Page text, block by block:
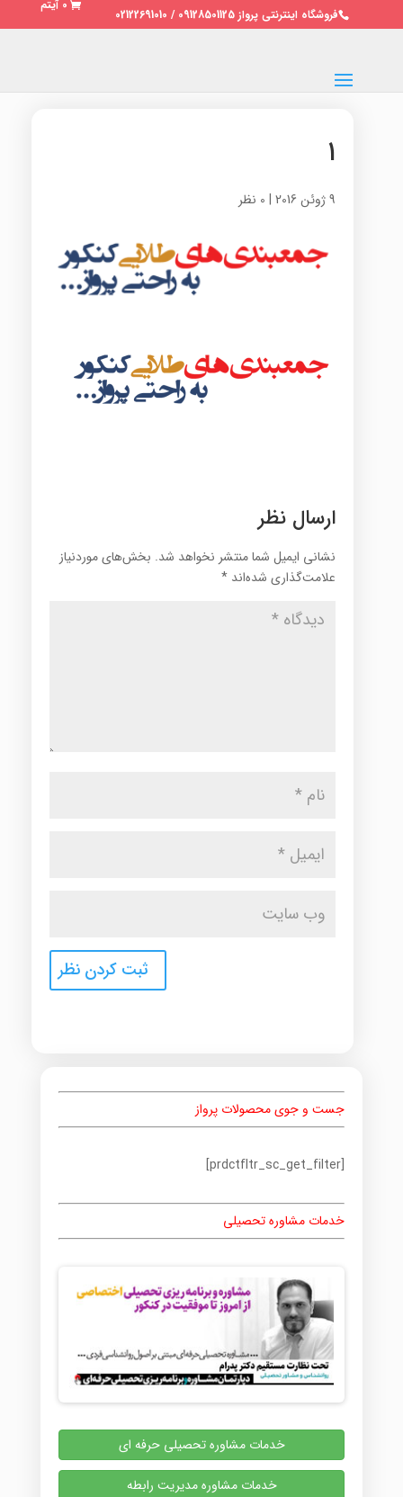
فروشگاه اینترنتی پرواز 09128501125 / 02122691010
0 آیتم
۱
9 ژوئن 2016 | 0 نظر
ارسال نظر
نشانی ایمیل شما منتشر نخواهد شد. بخش‌های موردنیاز
علامت‌گذاری شده‌اند *
جست و جوی محصولات پرواز
[prdctfltr_sc_get_filter]
خدمات مشاوره تحصیلی
خدمات مشاوره تحصیلی حرفه ای
خدمات مشاوره مدیریت رابطه